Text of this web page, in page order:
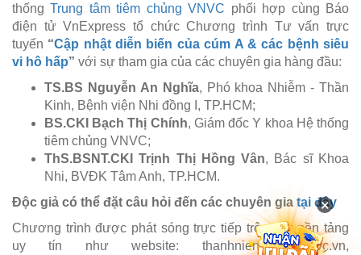
thốngTrung tâm tiêm chủng VNVC phối hợp cùng Báo
điện tử VnExpress tổ chức Chương trình Tư vấn trực
tuyến “Cập nhật diễn biến của cúm A & các bệnh siêu
vi hô hấp” với sự tham gia của các chuyên gia hàng đầu:
TS.BS Nguyễn An Nghĩa, Phó khoa Nhiễm - Thần
Kinh, Bệnh viện Nhi đồng I, TP.HCM;
BS.CKI Bạch Thị Chính, Giám đốc Y khoa Hệ thống
tiêm chủng VNVC;
ThS.BSNT.CKI Trịnh Thị Hồng Vân, Bác sĩ Khoa
Nhi, BVĐK Tâm Anh, TP.HCM.
Độc giả có thể đặt câu hỏi đến các chuyên gia tại đây
Chương trình được phát sóng trực tiếp trên các nền tảng
uy tín như website: thanhnien.vn, vnvc.vn,
×